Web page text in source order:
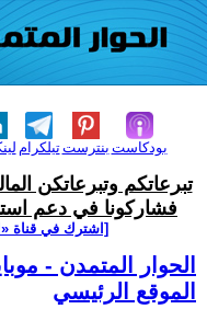
تيلكرامبنترست بودكاست
تبرعاتكم وتبرعاتكن
فشاركونا في دعم
[اشترك في قناة
الحوار المتمدن -
الموقع الرئيسي